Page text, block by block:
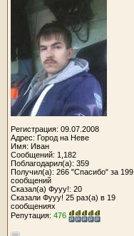
Регистрация: 09.07.2008
Адрес: Город на Неве
Имя: Иван
Сообщений: 1,182
Поблагодарил(а): 359
Получил(а): 266 "Спасибо" за 199
сообщений
Сказал(а) Фууу!: 20
Сказали Фууу! 25 раз(а) в 19
сообщениях
Репутация: 476